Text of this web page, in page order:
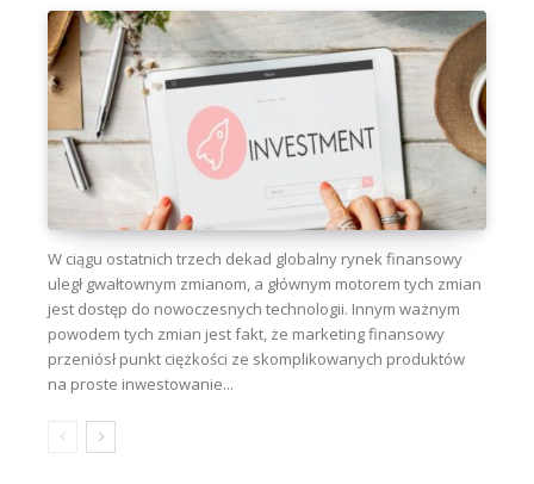
W ciągu ostatnich trzech dekad globalny rynek finansowy
uległ gwałtownym zmianom, a głównym motorem tych zmian
jest dostęp do nowoczesnych technologii. Innym ważnym
powodem tych zmian jest fakt, że marketing finansowy
przeniósł punkt ciężkości ze skomplikowanych produktów
na proste inwestowanie...